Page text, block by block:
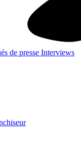
de presse Interviews